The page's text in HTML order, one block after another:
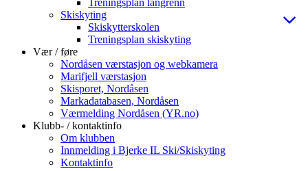
Treningsplan langrenn
Skiskyting
Skiskytterskolen
Treningsplan skiskyting
Vær / føre
Nordåsen værstasjon og webkamera
Marifjell værstasjon
Skisporet, Nordåsen
Markadatabasen, Nordåsen
Værmelding Nordåsen (YR.no)
Klubb- / kontaktinfo
Om klubben
Innmelding i Bjerke IL Ski/Skiskyting
Kontaktinfo